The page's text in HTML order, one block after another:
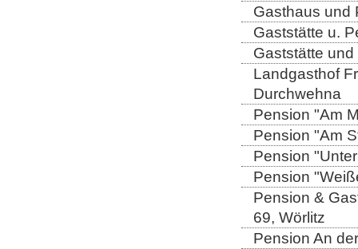
Gasthaus und
Gaststätte u.
Gaststätte
Landgasthof
Durchwehna
Pension "Am
Pension "Am
Pension
Pension
Pension &
69, Wörlitz
Pension An